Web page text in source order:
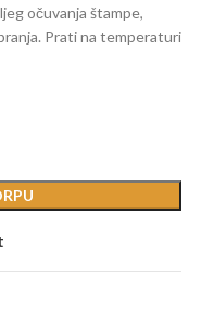
očuvanja štampe,
Prati na temperaturi